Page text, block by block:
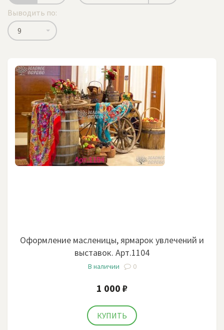
Выводить по:
9
Оформление масленицы, ярмарок увлечений и
выставок. Арт.1104
В наличии 0
1 000 ₽